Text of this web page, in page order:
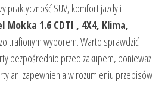
praktyczność SUV, komfort jazdy i
Mokka 1.6 CDTI , 4X4, Klima,
trafionym wyborem. Warto sprawdzić
bezpośrednio przed zakupem, ponieważ
ani zapewnienia w rozumieniu przepisów